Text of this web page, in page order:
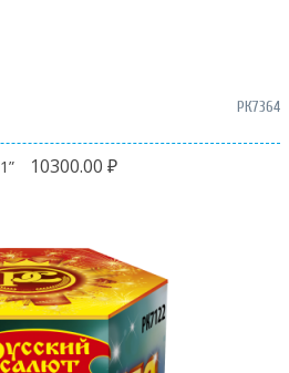
РК7364
1 10300.00 ₽